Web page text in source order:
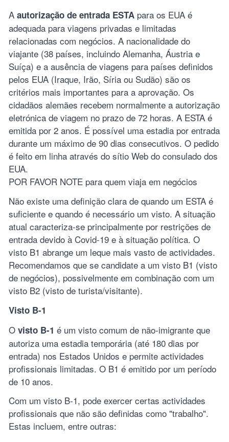
A autorização de entrada ESTA para os EUA é
adequada para viagens privadas e limitadas
relacionadas com negócios. A nacionalidade do
viajante (38 países, incluindo Alemanha, Áustria e
Suíça) e a ausência de viagens para países definidos
pelos EUA (Iraque, Irão, Síria ou Sudão) são os
critérios mais importantes para a aprovação. Os
cidadãos alemães recebem normalmente a autorização
eletrónica de viagem no prazo de 72 horas. A ESTA é
emitida por 2 anos. É possível uma estadia por entrada
durante um máximo de 90 dias consecutivos. O pedido
é feito em linha através do sítio Web do consulado dos
EUA.
POR FAVOR NOTE para quem viaja em negócios
Não existe uma definição clara de quando um ESTA é
suficiente e quando é necessário um visto. A situação
atual caracteriza-se principalmente por restrições de
entrada devido à Covid-19 e à situação política. O
visto B1 abrange um leque mais vasto de actividades.
Recomendamos que se candidate a um visto B1 (visto
de negócios), possivelmente em combinação com um
visto B2 (visto de turista/visitante).
Visto B-1
O visto B-1 é um visto comum de não-imigrante que
autoriza uma estadia temporária (até 180 dias por
entrada) nos Estados Unidos e permite actividades
profissionais limitadas. O B1 é emitido por um período
de 10 anos.
Com um visto B-1, pode exercer certas actividades
profissionais que não são definidas como "trabalho".
Estas incluem, entre outras: